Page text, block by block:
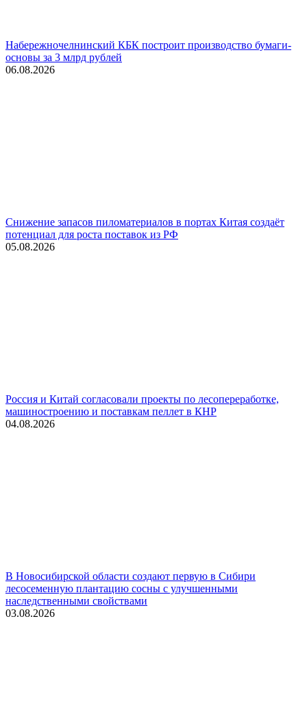
Набережночелнинский КБК построит производство бумаги-
основы за 3 млрд рублей
06.08.2026
Снижение запасов пиломатериалов в портах Китая создаёт
потенциал для роста поставок из РФ
05.08.2026
Россия и Китай согласовали проекты по лесопереработке,
машиностроению и поставкам пеллет в КНР
04.08.2026
В Новосибирской области создают первую в Сибири
лесосеменную плантацию сосны с улучшенными
наследственными свойствами
03.08.2026